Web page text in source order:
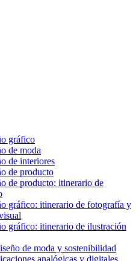
gráfico
de moda
de interiores
de producto
de producto: itinerario de
gráfico: itinerario de fotografía y
gráfico: itinerario de ilustración
de moda y sostenibilidad
analógicas y digitales